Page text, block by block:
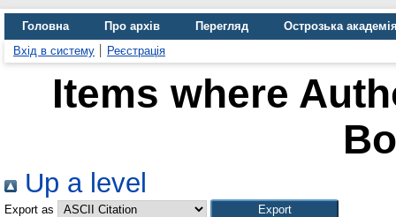
Головна Про архів Перегляд
Острозька
Вхід в систему
Реєстрація
Items where
Up a level
Export as